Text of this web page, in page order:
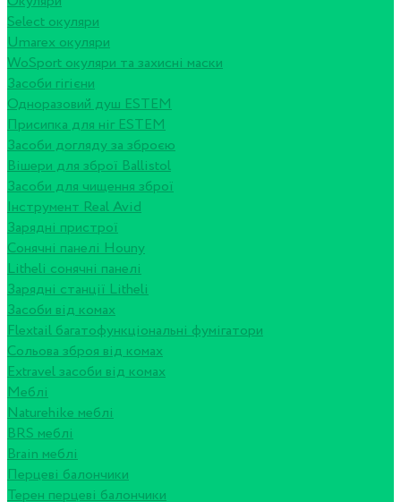
Select окуляри
Umarex окуляри
WoSport окуляри та захисні маски
Засоби гігієни
Одноразовий душ ESTEM
Присипка для ніг ESTEM
Засоби догляду за зброєю
Вішери для зброї Ballistol
Засоби для чищення зброї
Інструмент Real Avid
Зарядні пристрої
Сонячні панелі Houny
Litheli сонячні панелі
Зарядні станції Litheli
Засоби від комах
Flextail багатофункціональні фумігатори
Сольова зброя від комах
Extravel засоби від комах
Меблі
Naturehike меблі
BRS меблі
Brain меблі
Перцеві балончики
Терен перцеві балончики